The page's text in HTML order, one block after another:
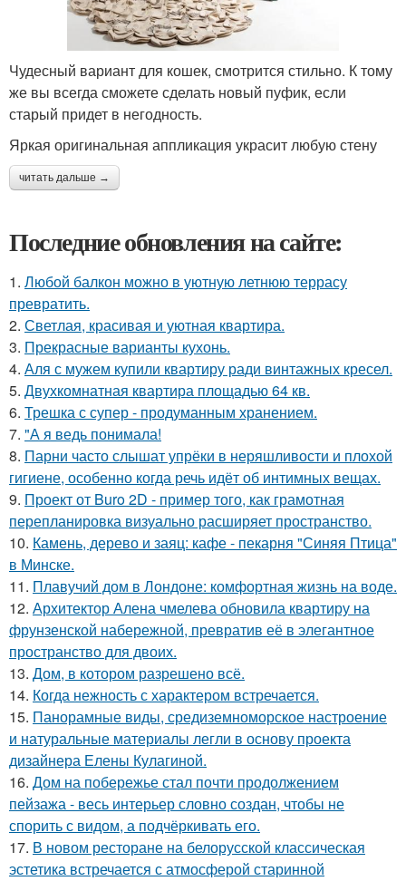
Чудесный вариант для кошек, смотрится стильно. К тому
же вы всегда сможете сделать новый пуфик, если
старый придет в негодность.
Яркая оригинальная аппликация украсит любую стену
читать дальше →
Последние обновления на сайте:
1. Любой балкон можно в уютную летнюю террасу
превратить.
2. Светлая, красивая и уютная квартира.
3. Прекрасные варианты кухонь.
4. Аля с мужем купили квартиру ради винтажных кресел.
5. Двухкомнатная квартира площадью 64 кв.
6. Трешка с супер - продуманным хранением.
7. "А я ведь понимала!
8. Парни часто слышат упрёки в неряшливости и плохой
гигиене, особенно когда речь идёт об интимных вещах.
9. Проект от Buro 2D - пример того, как грамотная
перепланировка визуально расширяет пространство.
10. Камень, дерево и заяц: кафе - пекарня "Синяя Птица"
в Минске.
11. Плавучий дом в Лондоне: комфортная жизнь на воде.
12. Архитектор Алена чмелева обновила квартиру на
фрунзенской набережной, превратив её в элегантное
пространство для двоих.
13. Дом, в котором разрешено всё.
14. Когда нежность с характером встречается.
15. Панорамные виды, средиземноморское настроение
и натуральные материалы легли в основу проекта
дизайнера Елены Кулагиной.
16. Дом на побережье стал почти продолжением
пейзажа - весь интерьер словно создан, чтобы не
спорить с видом, а подчёркивать его.
17. В новом ресторане на белорусской классическая
эстетика встречается с атмосферой старинной